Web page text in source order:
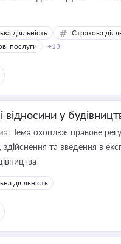
діяльність
Страхова
послуги
+13
відносини у
Тема охоплює правове
здійснення та введення в
діяльність